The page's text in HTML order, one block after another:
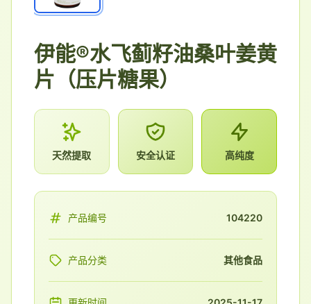
伊能®水飞蓟籽油桑叶姜黄
片（压片糖果）
天然提取 安全认证 高纯度
产品编号 104220
产品分类 其他食品